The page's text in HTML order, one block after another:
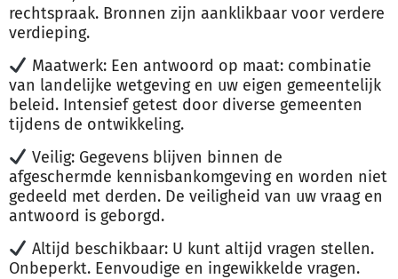
rechtspraak. Bronnen zijn aanklikbaar voor verdere
verdieping.
Maatwerk: Een antwoord op maat: combinatie
van landelijke wetgeving en uw eigen gemeentelijk
beleid. Intensief getest door diverse gemeenten
tijdens de ontwikkeling.
Veilig: Gegevens blijven binnen de
afgeschermde kennisbankomgeving en worden niet
gedeeld met derden. De veiligheid van uw vraag en
antwoord is geborgd.
Altijd beschikbaar: U kunt altijd vragen stellen.
Onbeperkt. Eenvoudige en ingewikkelde vragen.